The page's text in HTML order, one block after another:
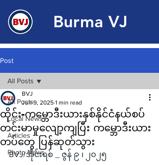
Burma VJ
Post
All Posts
Local News
Articles
Photo News
All Posts
ထိုင်း-ကမ္ဘောဒီးယားနှစ်နိုင်ငံနယ်စပ်
တင်းမာမှုလျော့ကျပြီး ကမ္ဘောဒီးယား
တပ်တွေ ပြန်ဆုတ်သွား
BVJ
Jun 9, 2025 1 min read
BVJ/အိုင်းရစ် _ ဇွန် ၉ ၊ ၂၀၂၅